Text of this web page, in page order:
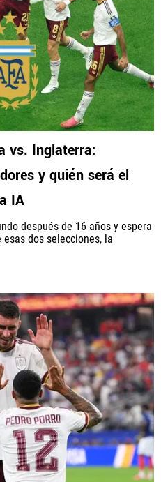
vs. Inglaterra:
y quién será el
IA
después de 16 años y espera
dos selecciones, la